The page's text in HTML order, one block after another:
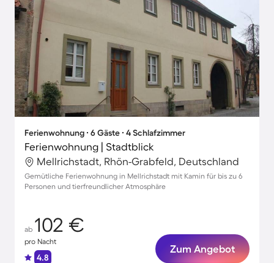
Ferienwohnung ∙ 6 Gäste ∙ 4 Schlafzimmer
Ferienwohnung | Stadtblick
Mellrichstadt, Rhön-Grabfeld, Deutschland
Gemütliche Ferienwohnung in Mellrichstadt mit Kamin für bis zu 6
Personen und tierfreundlicher Atmosphäre
ab 102 €
pro Nacht
4.8
Zum Angebot